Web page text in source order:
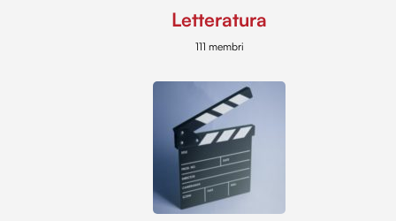
Letteratura
111 membri